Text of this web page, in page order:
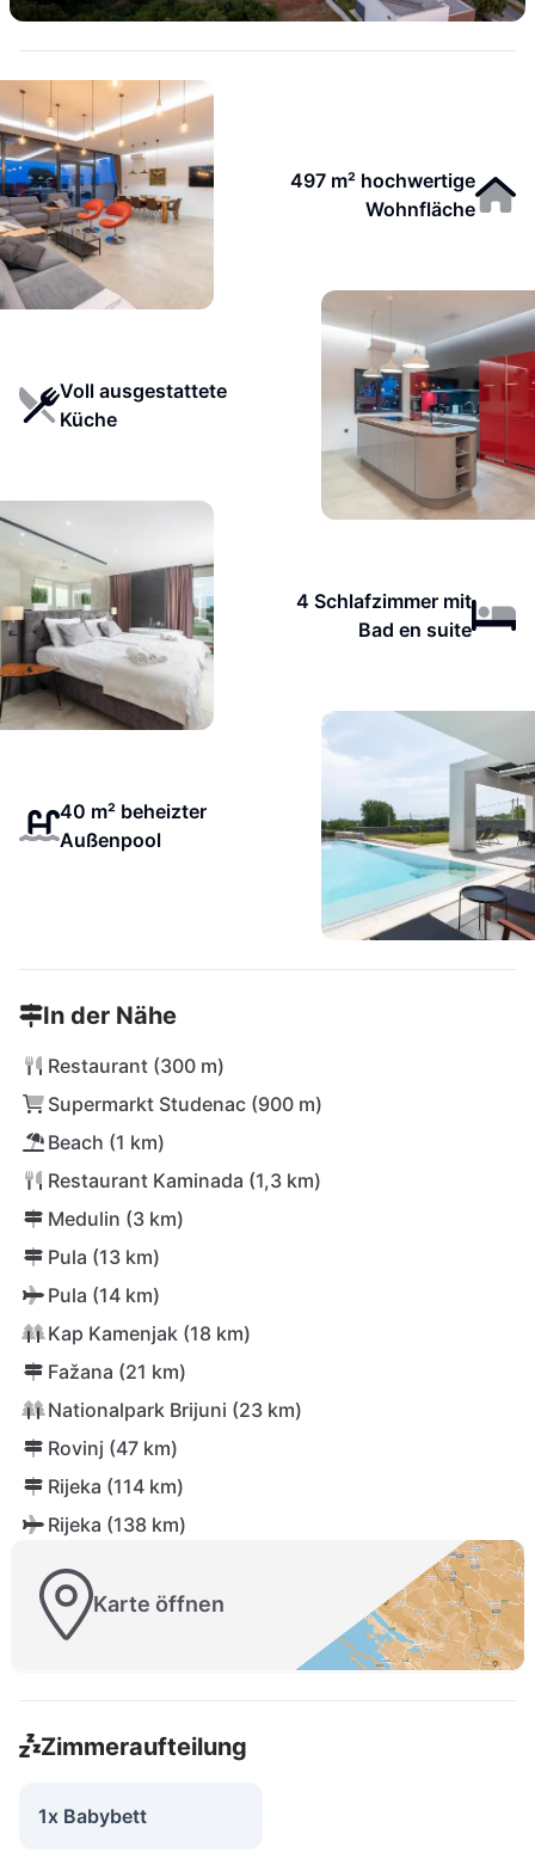
497 m² hochwertige
Wohnfläche
Voll ausgestattete
Küche
4 Schlafzimmer mit
Bad en suite
40 m² beheizter
Außenpool
In der Nähe
Restaurant (300 m)
Supermarkt Studenac (900 m)
Beach (1 km)
Restaurant Kaminada (1,3 km)
Medulin (3 km)
Pula (13 km)
Pula (14 km)
Kap Kamenjak (18 km)
Fažana (21 km)
Nationalpark Brijuni (23 km)
Rovinj (47 km)
Rijeka (114 km)
Rijeka (138 km)
Karte öffnen
Zimmeraufteilung
1x Babybett